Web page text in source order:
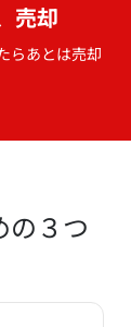
売却
らあとは売却
の３つ